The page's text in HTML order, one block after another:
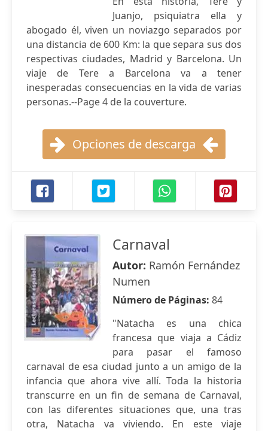
Juanjo, psiquiatra ella y
abogado él, viven un noviazgo separados por
una distancia de 600 Km: la que separa sus dos
respectivas ciudades, Madrid y Barcelona. Un
viaje de Tere a Barcelona va a tener
inesperadas consecuencias en la vida de varias
personas.--Page 4 de la couverture.
Opciones de descarga
Carnaval
Autor: Ramón Fernández
Numen
Número de Páginas: 84
"Natacha es una chica
francesa que viaja a Cádiz
para pasar el famoso
carnaval de esa ciudad junto a un amigo de la
infancia que ahora vive allí. Toda la historia
transcurre en un fin de semana de Carnaval,
con las diferentes situaciones que, una tras
otra, Natacha va viviendo. En este viaje